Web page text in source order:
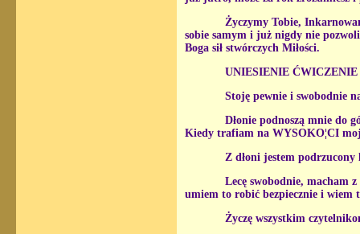
Życzymy Tobie,
sobie samym i już nigdy nie
Boga sił stwórczych Miłości.
UNIESIENIE ĆWICZENIE
Stoję pewnie i swobodnie
Dłonie podnoszą mnie do
Kiedy trafiam na WYSOKO¦CI
Z dłoni jestem podrzucony
Lecę swobodnie, macham
umiem to robić bezpiecznie i wiem
Życzę wszystkim